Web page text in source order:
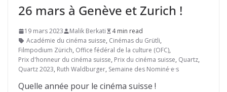
26 mars à Genève et Zurich !
19 mars 2023 Malik Berkati
4 min read
Académie du cinéma suisse, Cinémas du Grütli,
Filmpodium Zürich, Office fédéral de la culture (OFC),
Prix d'honneur du cinéma suisse, Prix du cinéma suisse, Quartz,
Quartz 2023, Ruth Waldburger, Semaine des Nominé·e·s
Quelle année pour le cinéma suisse !